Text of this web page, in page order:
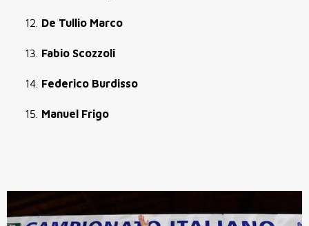
De Tullio Marco
Fabio Scozzoli
Federico Burdisso
Manuel Frigo